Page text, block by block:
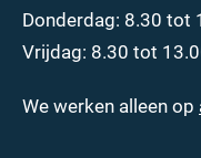
Donderdag: 8.30 tot
Vrijdag: 8.30 tot
We werken alleen op